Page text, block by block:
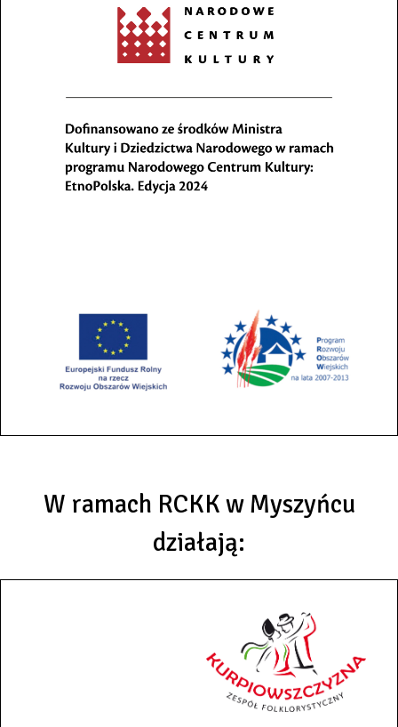
W ramach RCKK w Myszyńcu
działają: